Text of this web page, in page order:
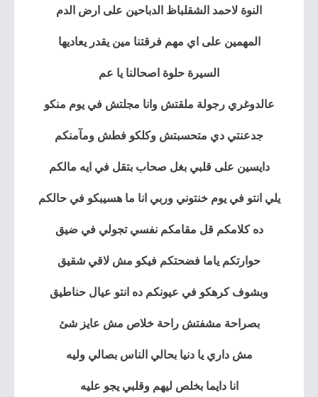
النوة لاحمد الشقلباظ الدباحين على ارض الدم
المهمين على اي مهم فرقتنا مين يقدر يعاديها
السيرة حلوة اصحالنا يا عم
عالدوغري رجولة ملقتش وانا مجلتش في يوم منكو
جدعنتي دي متحسبتش وكلكو فطش ومآمنكم
دايسين على قلبي بغل صحاب بتقل في ايه مالكم
يلي انتو في يوم خنتوني وربي انا ما هسيبكو في حالكم
ده كلامكم قل مقامكم نفسي تجولي في ضيق
حوارتكم ياما فضحتكم فيكو مش لاقي شقيق
وبشوف كرهكو في عيونكم ده انتو عيال حناطيق
بصراحة مشفتش راحة خلاص مش عايز شئ
مش داري يا دنيا بحالي الناس بصالي وليه
انا دايما بخلص ليهم وقلبي يجو عليه